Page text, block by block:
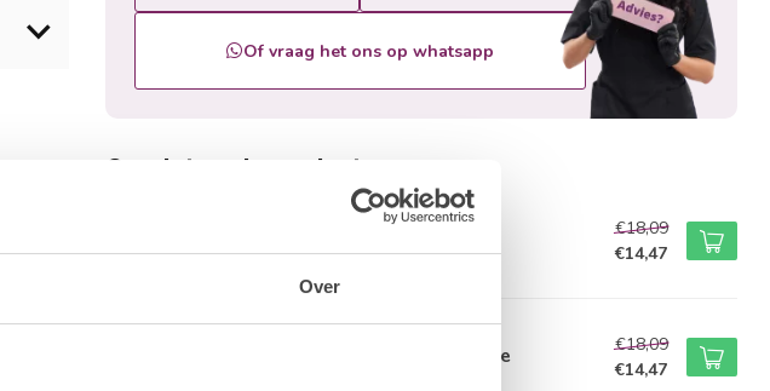
Over
60 sec. LED / 120 sec. UV
Verwijdering
aanbevolen om af te vijlen, niet af te
Of vraag het ons op whatsapp
Gerelateerde producten
€18,09
€14,47
Brush Builder - Glitter Warm Nude
€18,09
€14,47